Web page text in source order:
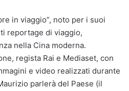
in viaggio”, noto per i suoi
reportage di viaggio,
nella Cina moderna.
regista Rai e Mediaset, con
e video realizzati durante
parlerà del Paese (il